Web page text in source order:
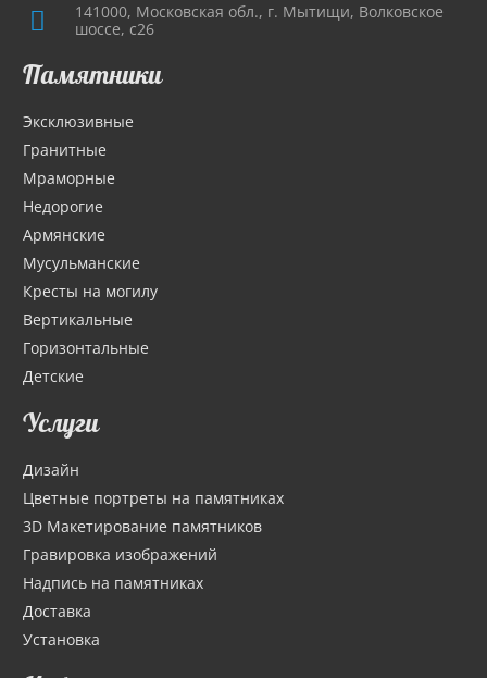
141000, Московская обл., г. Мытищи, Волковское
шоссе, с26
Памятники
Эксклюзивные
Гранитные
Мраморные
Недорогие
Армянские
Мусульманские
Кресты на могилу
Вертикальные
Горизонтальные
Детские
Услуги
Дизайн
Цветные портреты на памятниках
3D Макетирование памятников
Гравировка изображений
Надпись на памятниках
Доставка
Установка